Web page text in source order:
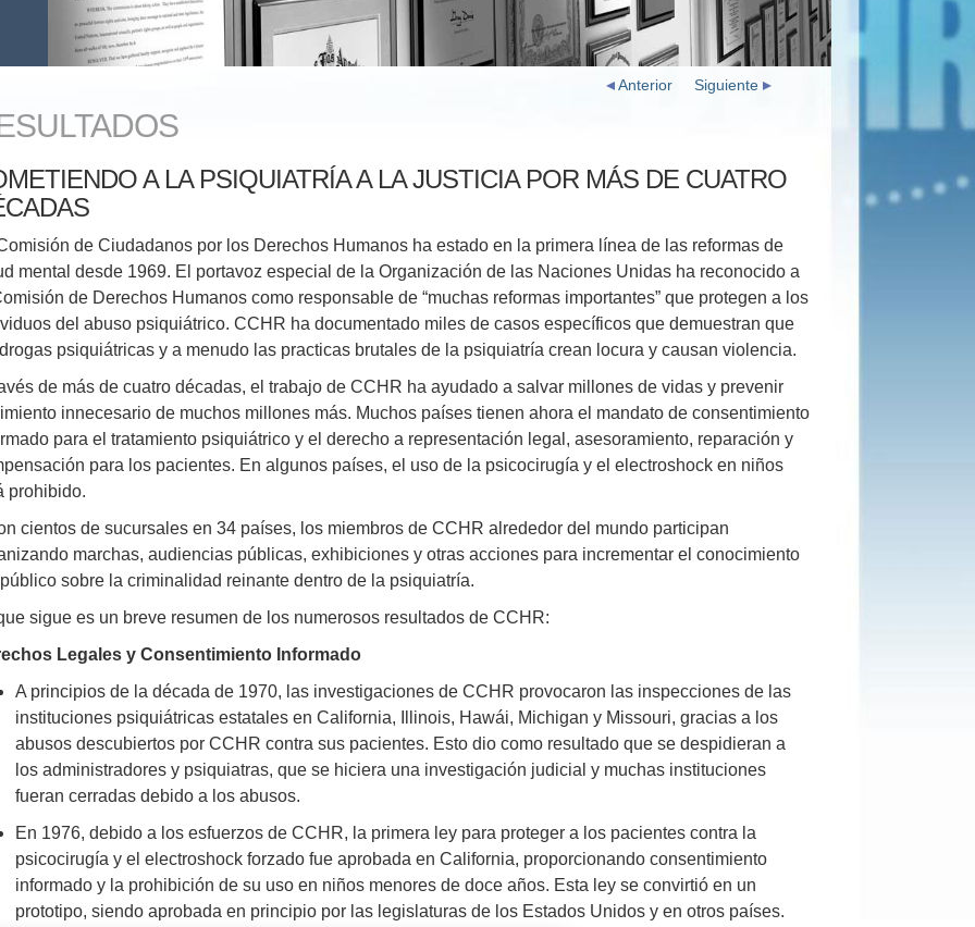
Siguiente
Anterior
A LA PSIQUIATRÍA A LA JUSTICIA POR MÁS DE CUATRO
de Ciudadanos por los Derechos Humanos ha estado en la primera línea de las reformas de
mental desde 1969. El portavoz especial de la Organización de las Naciones Unidas ha reconocido a
de Derechos Humanos como responsable de “muchas reformas importantes” que protegen a los
del abuso psiquiátrico. CCHR ha documentado miles de casos específicos que demuestran que
psiquiátricas y a menudo las practicas brutales de la psiquiatría crean locura y causan violencia.
de más de cuatro décadas, el trabajo de CCHR ha ayudado a salvar millones de vidas y prevenir
innecesario de muchos millones más. Muchos países tienen ahora el mandato de consentimiento
para el tratamiento psiquiátrico y el derecho a representación legal, asesoramiento, reparación y
para los pacientes. En algunos países, el uso de la psicocirugía y el electroshock en niños
prohibido.
cientos de sucursales en 34 países, los miembros de CCHR alrededor del mundo participan
marchas, audiencias públicas, exhibiciones y otras acciones para incrementar el conocimiento
sobre la criminalidad reinante dentro de la psiquiatría.
sigue es un breve resumen de los numerosos resultados de CCHR:
Legales y Consentimiento Informado
A principios de la década de 1970, las investigaciones de CCHR provocaron las inspecciones de las
instituciones psiquiátricas estatales en California, Illinois, Hawái, Michigan y Missouri, gracias a los
abusos descubiertos por CCHR contra sus pacientes. Esto dio como resultado que se despidieran a
los administradores y psiquiatras, que se hiciera una investigación judicial y muchas instituciones
fueran cerradas debido a los abusos.
En 1976, debido a los esfuerzos de CCHR, la primera ley para proteger a los pacientes contra la
psicocirugía y el electroshock forzado fue aprobada en California, proporcionando consentimiento
informado y la prohibición de su uso en niños menores de doce años. Esta ley se convirtió en un
prototipo, siendo aprobada en principio por las legislaturas de los Estados Unidos y en otros países.